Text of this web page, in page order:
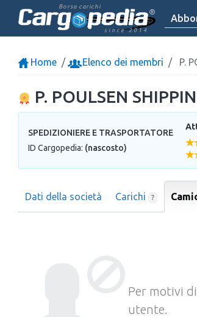
Borsa carichi
since 2014
Home Elenco dei membri P.
P. POULSEN
SPEDIZIONIERE E TRASPORTATORE
ID Cargopedia: (nascosto)
Dati della società Carichi ?
Per motivi
utente.